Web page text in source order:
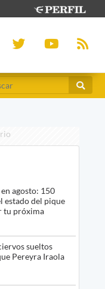
agosto: 150
estado del pique
tu próxima
sueltos
Pereyra Iraola